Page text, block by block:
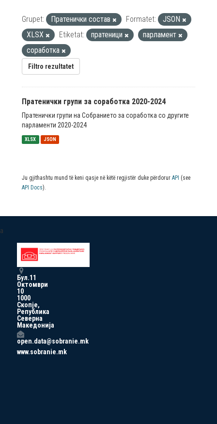
Grupet: Пратенички состав Formatet:
JSON
XLSX
Etiketat: пратеници
парламент
соработка
Filtro rezultatet
Пратенички групи за соработка 2020-2024
Пратенички групи на Собранието за соработка со другите
парламенти 2020-2024
XLSX JSON
Ju gjithashtu mund të keni qasje në këtë regjistër duke përdorur API (see
API Docs).
a
Бул.11
Октомври
10
1000
Скопје,
Република
Северна
Македонија
open.data@sobranie.mk
www.sobranie.mk